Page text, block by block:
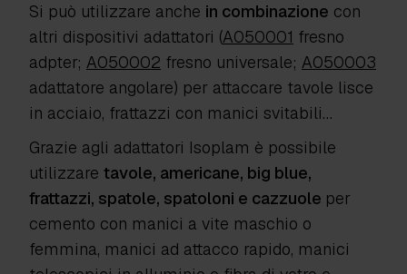
Si può utilizzare anche in combinazione con
altri dispositivi adattatori (A050001 fresno
adpter; A050002 fresno universale; A050003
adattatore angolare) per attaccare tavole lisce
in acciaio, frattazzi con manici svitabili…
Grazie agli adattatori Isoplam è possibile
utilizzare tavole, americane, big blue,
frattazzi, spatole, spatoloni e cazzuole per
cemento con manici a vite maschio o
femmina, manici ad attacco rapido, manici